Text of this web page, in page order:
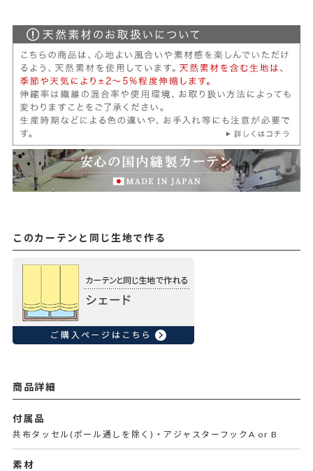
このカーテンと同じ生地で作る
商品詳細
付属品
共布タッセル(ポール通しを除く)・アジャスターフックA or B
素材